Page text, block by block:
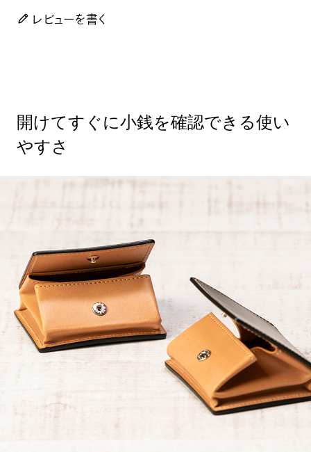
レビューを書く
開けてすぐに小銭を確認できる使い
やすさ